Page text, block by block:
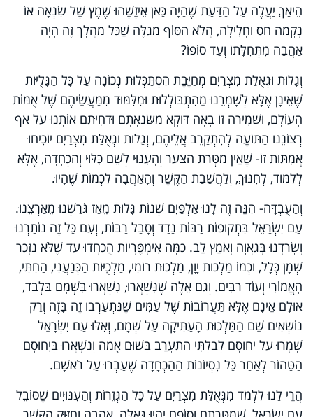
הֵיאַךְ יַעֲלֶה עַל הַדַּעַת שֶׁהָיָה כָּאן אֵיזֶשֶׁהוּ שֶׁמֶץ שֶׁל שִׂנְאָה אוֹ
נְקָמָה חַס וְחָלִילָה, הֲלֹא הַסּוֹף מְגַלֶּה שֶׁכָּל מַהֲלָךְ זֶה הָיָה
אַהֲבָה מִתְּחִלָּתוֹ וְעַד סוֹפוֹ?
וְגָלוּת וּגְאֻלַּת מִצְרַיִם מְחַיֶּבֶת הִסְתַּכְּלוּת נְכוֹנָה עַל כָּל הַגָּלֻיּוֹת
שֶׁאֵינָן אֶלָּא לְשָׁמְרֵנוּ מֵהִתְבּוֹלְלוּת וּמִלִּמּוּד מִמַּעֲשֵׂיהֶם שֶׁל אֻמּוֹת
הָעוֹלָם, וּשְׁמִירָה זוֹ בָּאָה דַּוְקָא מִשִּׂנְאָתָם וּדְחִיָּתָם אוֹתָנוּ עַל אַף
רְצוֹנֵנוּ הַתּוֹעֶה לְהִתְקָרֵב אֲלֵיהֶם, וְגָלוּת וּגְאֻלַּת מִצְרַיִם יוֹכִיחוּ
אֲמִתּוּת זוֹ- שֶׁאֵין מַטְּרַת הַצַּעַר וְהָעִנּוּי לְשֵׁם כִּלּוּי וְהַכְחָדָה, אֶלָּא
לְלִמּוּד, לְחִנּוּךְ, וְלַהֲשָׁבַת הַקֶּשֶׁר וְהָאַהֲבָה לִכְמוֹת שֶׁהָיוּ.
וְהָעֻבְדָּה- הִנֵּה זֶה לָנוּ אַלְפַּיִם שְׁנוֹת גָּלוּת מֵאָז גֹּרַשְׁנוּ מֵאַרְצֵנוּ.
עַם יִשְׂרָאֵל בִּתְקוּפוֹת רַבּוֹת נָדַד וְסָבַל רַבּוֹת, וְעִם כָּל זֶה נוֹתַרְנוּ
וְשָׂרַדְנוּ בְּגַאֲוָה וְאֹמֶץ לֵב. כַּמָּה אִימְפֶּרְיוֹת הֻכְחֲדוּ עַד שֶׁלֹּא נִזְכַּר
שְׁמָן כְּלָל, וּכְמוֹ מַלְכוּת יָוָן, מַלְכוּת רוֹמִי, מַלְכֻיּוֹת הַכְּנַעֲנִי, הַחִתִּי,
הָאֱמוֹרִי וְעוֹד רַבִּים. וְגַם אֵלֶּה שֶׁנִּשְׁאֲרוּ, נִשְׁאֲרוּ בִּשְׁמָם בִּלְבַד,
אוּלָם אֵינָם אֶלָּא תַּעֲרוֹבוֹת שֶׁל עַמִּים שֶׁנִּתְעָרְבוּ זֶה בָּזֶה וְרַק
נוֹשְׂאִים שֵׁם הַמַּלְכוּת הָעַתִּיקָה עַל שְׁמָם, וְאִלּוּ עַם יִשְׂרָאֵל
שָׁמְרוּ עַל יִחוּסָם לְבִלְתִּי הִתְעָרֵב בְּשׁוּם אֻמָּה וְנִשְׁאֲרוּ בְּיִחוּסָם
הַטָּהוֹר לְאַחַר כָּל נִסְיוֹנוֹת הַהַכְחָדָה שֶׁעָבְרוּ עַל רֹאשָׁם.
הֲרֵי לָנוּ לִלְמֹד מִגְּאֻלַּת מִצְרַיִם עַל כָּל הַגְּזֵרוֹת וְהָעִנּוּיִים שֶׁסּוֹבֵל